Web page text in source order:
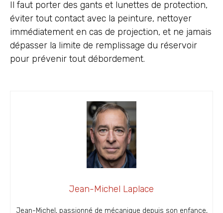
Il faut porter des gants et lunettes de protection,
éviter tout contact avec la peinture, nettoyer
immédiatement en cas de projection, et ne jamais
dépasser la limite de remplissage du réservoir
pour prévenir tout débordement.
Jean-Michel Laplace
Jean-Michel, passionné de mécanique depuis son enfance,